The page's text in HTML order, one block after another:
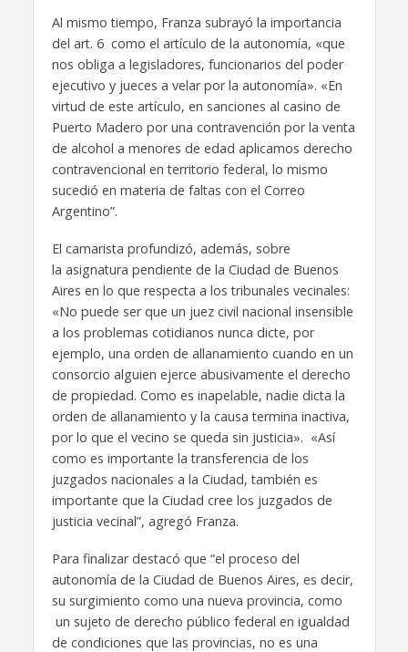
Al mismo tiempo, Franza subrayó la importancia
del art. 6 como el artículo de la autonomía, «que
nos obliga a legisladores, funcionarios del poder
ejecutivo y jueces a velar por la autonomía». «En
virtud de este artículo, en sanciones al casino de
Puerto Madero por una contravención por la venta
de alcohol a menores de edad aplicamos derecho
contravencional en territorio federal, lo mismo
sucedió en materia de faltas con el Correo
Argentino”.
El camarista profundizó, además, sobre
la asignatura pendiente de la Ciudad de Buenos
Aires en lo que respecta a los tribunales vecinales:
«No puede ser que un juez civil nacional insensible
a los problemas cotidianos nunca dicte, por
ejemplo, una orden de allanamiento cuando en un
consorcio alguien ejerce abusivamente el derecho
de propiedad. Como es inapelable, nadie dicta la
orden de allanamiento y la causa termina inactiva,
por lo que el vecino se queda sin justicia». «Así
como es importante la transferencia de los
juzgados nacionales a la Ciudad, también es
importante que la Ciudad cree los juzgados de
justicia vecinal”, agregó Franza.
Para finalizar destacó que “el proceso del
autonomía de la Ciudad de Buenos Aires, es decir,
su surgimiento como una nueva provincia, como
un sujeto de derecho público federal en igualdad
de condiciones que las provincias, no es una